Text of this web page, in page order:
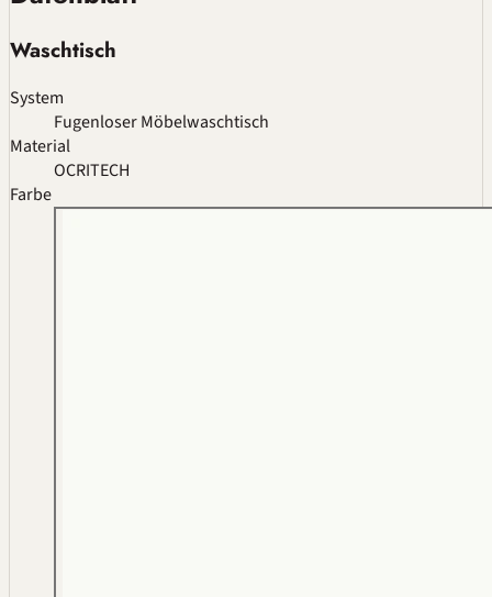
Waschtisch
System
Fugenloser Möbelwaschtisch
Material
OCRITECH
Farbe